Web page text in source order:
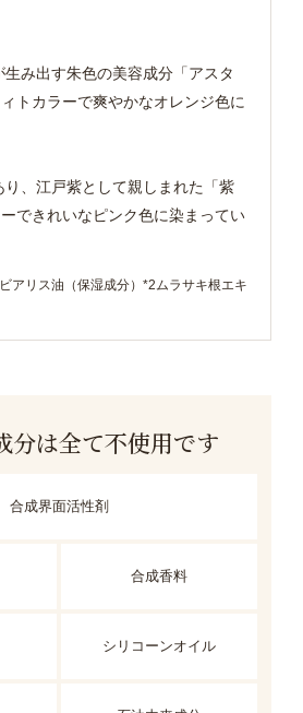
み出す朱色の美容成分「アスタ
ィトカラーで爽やかなオレンジ色に
、江戸紫として親しまれた「紫
できれいなピンク色に染まってい
アリス油（保湿成分）*2ムラサキ根エキ
分は全て不使用です
合成界面活性剤
合成香料
シリコーンオイル